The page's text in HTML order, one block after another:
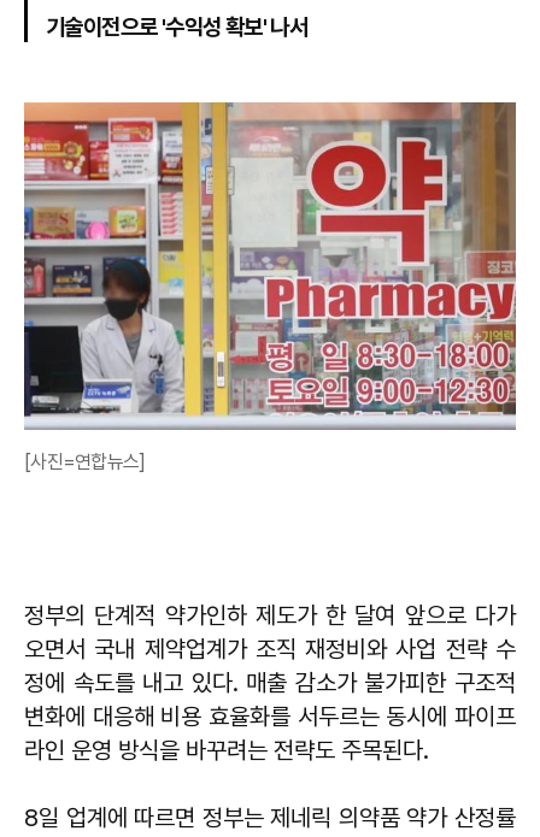
기술이전으로 '수익성 확보' 나서
[사진=연합뉴스]
정부의 단계적 약가인하 제도가 한 달여 앞으로 다가
오면서 국내 제약업계가 조직 재정비와 사업 전략 수
정에 속도를 내고 있다. 매출 감소가 불가피한 구조적
변화에 대응해 비용 효율화를 서두르는 동시에 파이프
라인 운영 방식을 바꾸려는 전략도 주목된다.
8일 업계에 따르면 정부는 제네릭 의약품 약가 산정률